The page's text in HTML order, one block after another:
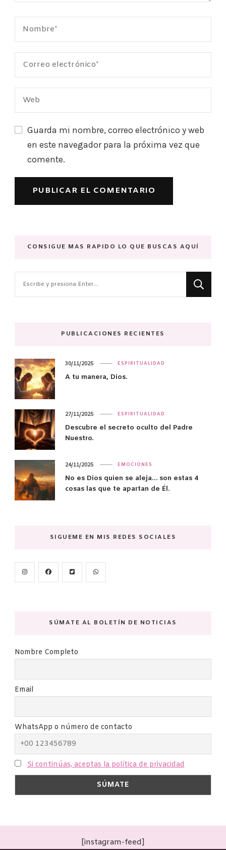
Guarda mi nombre, correo electrónico y web
en este navegador para la próxima vez que
comente.
CONSIGUE MAS RAPIDO LO QUE BUSCAS AQUÍ
PUBLICACIONES RECIENTES
ESPIRITUALIDAD
A tu manera, Dios.
30/11/2025
ESPIRITUALIDAD
Descubre el secreto oculto del Padre
Nuestro.
27/11/2025
EMOCIONES
No es Dios quien se aleja… son estas 4
cosas las que te apartan de Él.
24/11/2025
SIGUEME EN MIS REDES SOCIALES
SÚMATE AL BOLETÍN DE NOTICIAS
Nombre Completo
Email
WhatsApp o número de contacto
Si continúas, aceptas la política de privacidad
[instagram-feed]